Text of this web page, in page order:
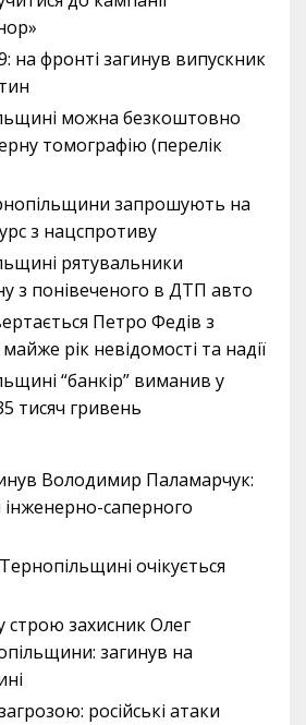
на фронті загинув випускник
можна безкоштовно
томографію (перелік
запрошують на
з нацспротиву
рятувальники
з понівеченого в ДТП авто
Петро Федів з
рік невідомості та надії
“банкір” виманив у
тисяч гривень
Володимир Паламарчук:
саперного
очікується
строю захисник Олег
загинув на
російські атаки